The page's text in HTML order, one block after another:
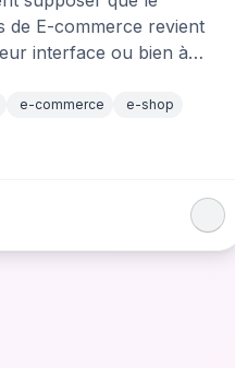
de E-commerce revient
interface ou bien à
e-commerce e-shop